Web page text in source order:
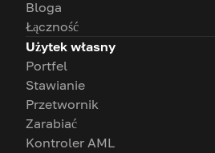
Bloga
Łączność
Użytek własny
Portfel
Stawianie
Przetwornik
Zarabiać
Kontroler AML